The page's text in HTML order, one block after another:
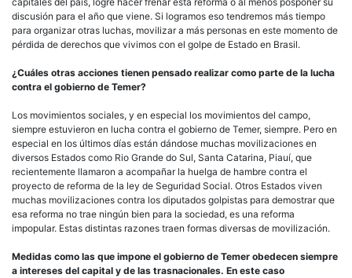
discusión para el año que viene. Si logramos eso tendremos más tiempo
para organizar otras luchas, movilizar a más personas en este momento de
pérdida de derechos que vivimos con el golpe de Estado en Brasil.
¿Cuáles otras acciones tienen pensado realizar como parte de la lucha
contra el gobierno de Temer?
Los movimientos sociales, y en especial los movimientos del campo,
siempre estuvieron en lucha contra el gobierno de Temer, siempre. Pero en
especial en los últimos días están dándose muchas movilizaciones en
diversos Estados como Rio Grande do Sul, Santa Catarina, Piauí, que
recientemente llamaron a acompañar la huelga de hambre contra el
proyecto de reforma de la ley de Seguridad Social. Otros Estados viven
muchas movilizaciones contra los diputados golpistas para demostrar que
esa reforma no trae ningún bien para la sociedad, es una reforma
impopular. Estas distintas razones traen formas diversas de movilización.
Medidas como las que impone el gobierno de Temer obedecen siempre
a intereses del capital y de las trasnacionales. En este caso